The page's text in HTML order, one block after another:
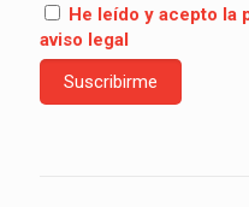
He leído y acepto la
aviso legal